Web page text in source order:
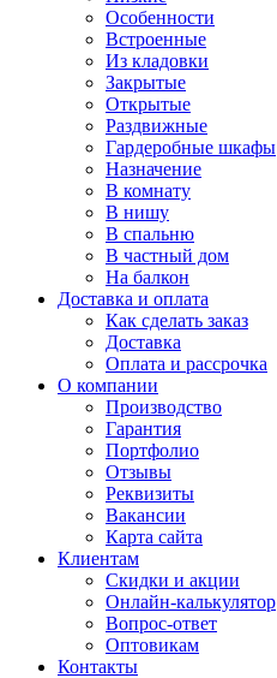
Особенности
Встроенные
Из кладовки
Закрытые
Открытые
Раздвижные
Гардеробные шкафы
Назначение
В комнату
В нишу
В спальню
В частный дом
На балкон
Доставка и оплата
Как сделать заказ
Доставка
Оплата и рассрочка
О компании
Производство
Гарантия
Портфолио
Отзывы
Реквизиты
Вакансии
Карта сайта
Клиентам
Скидки и акции
Онлайн-калькулятор
Вопрос-ответ
Оптовикам
Контакты